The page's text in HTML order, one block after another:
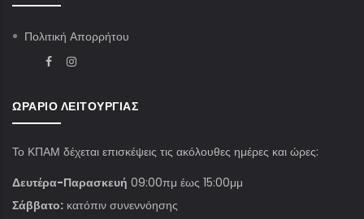
Πολιτική Απορρήτου
ΩΡΆΡΙΟ ΛΕΙΤΟΥΡΓΊΑΣ
Το ΚΠΑΜ δέχεται επισκέψεις τις ακόλουθες ημέρες και ώρες:
Δευτέρα-Παρασκευή 09:00πμ έως 15:00μμ
Σάββατο: κατόπιν συνεννόησης